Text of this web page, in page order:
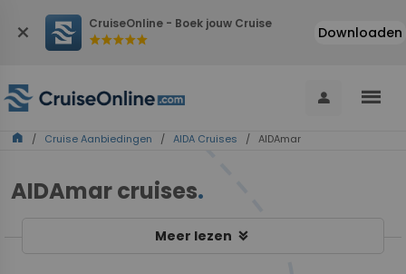
close CruiseOnline - Boek jouw Cruise
starstarstarstarstar Downloaden
person menu
home / Cruise Aanbiedingen / AIDA Cruises / AIDAmar
AIDAmar cruises.
Meer lezen keyboard_double_arrow_down